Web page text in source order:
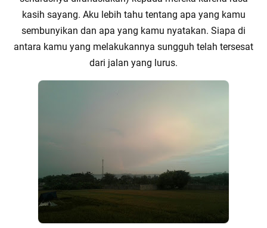
kasih sayang. Aku lebih tahu tentang apa yang kamu
sembunyikan dan apa yang kamu nyatakan. Siapa di
antara kamu yang melakukannya sungguh telah tersesat
dari jalan yang lurus.